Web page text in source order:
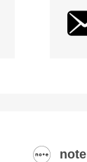
note